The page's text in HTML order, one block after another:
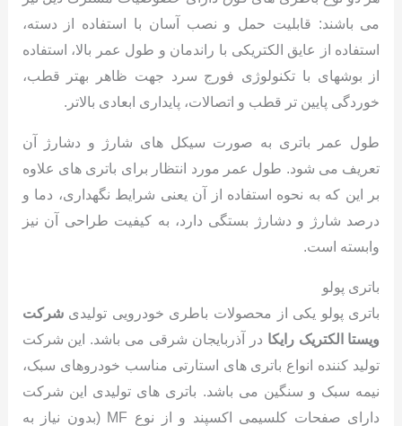
می باشند: قابلیت حمل و نصب آسان با استفاده از دسته،
استفاده از عایق الکتریکی با راندمان و طول عمر بالا، استفاده
از بوشهای با تکنولوژی فورج سرد جهت ظاهر بهتر قطب،
خوردگی پایین تر قطب و اتصالات، پایداری ابعادی بالاتر.
طول عمر باتری به صورت سیکل های شارژ و دشارژ آن
تعریف می شود. طول عمر مورد انتظار برای باتری های علاوه
بر این که به نحوه استفاده از آن یعنی شرایط نگهداری، دما و
درصد شارژ و دشارژ بستگی دارد، به کیفیت طراحی آن نیز
وابسته است.
باتری پولو
باتری پولو یکی از محصولات باطری خودرویی تولیدیشرکت
ویستا الکتریک رایکا در آذربایجان شرقی می باشد. این شرکت
تولید کننده انواع باتری های استارتی مناسب خودروهای سبک،
نیمه سبک و سنگین می باشد. باتری های تولیدی این شرکت
دارای صفحات کلسیمی اکسپند و از نوع MF (بدون نیاز به